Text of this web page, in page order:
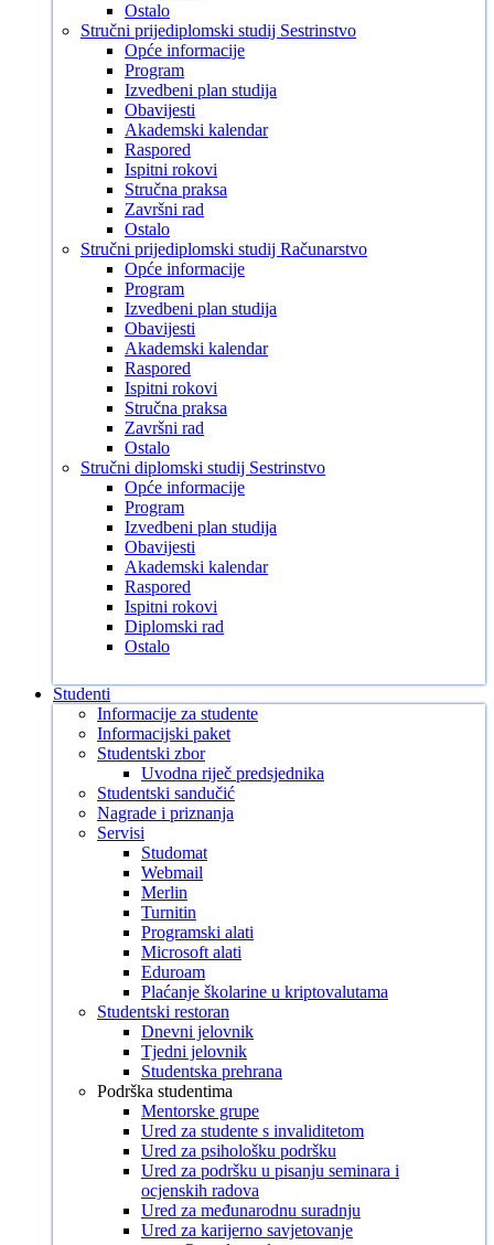
Ostalo
Stručni prijediplomski studij Sestrinstvo
Opće informacije
Program
Izvedbeni plan studija
Obavijesti
Akademski kalendar
Raspored
Ispitni rokovi
Stručna praksa
Završni rad
Ostalo
Stručni prijediplomski studij Računarstvo
Opće informacije
Program
Izvedbeni plan studija
Obavijesti
Akademski kalendar
Raspored
Ispitni rokovi
Stručna praksa
Završni rad
Ostalo
Stručni diplomski studij Sestrinstvo
Opće informacije
Program
Izvedbeni plan studija
Obavijesti
Akademski kalendar
Raspored
Ispitni rokovi
Diplomski rad
Ostalo
Studenti
Informacije za studente
Informacijski paket
Studentski zbor
Uvodna riječ predsjednika
Studentski sandučić
Nagrade i priznanja
Servisi
Studomat
Webmail
Merlin
Turnitin
Programski alati
Microsoft alati
Eduroam
Plaćanje školarine u kriptovalutama
Studentski restoran
Dnevni jelovnik
Tjedni jelovnik
Studentska prehrana
Podrška studentima
Mentorske grupe
Ured za studente s invaliditetom
Ured za psihološku podršku
Ured za podršku u pisanju seminara i
ocjenskih radova
Ured za međunarodnu suradnju
Ured za karijerno savjetovanje